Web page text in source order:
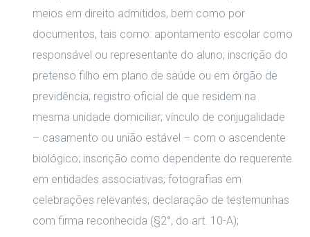
meios em direito admitidos, bem como por
documentos, tais como: apontamento escolar como
responsável ou representante do aluno; inscrição do
pretenso filho em plano de saúde ou em órgão de
previdência; registro oficial de que residem na
mesma unidade domiciliar; vínculo de conjugalidade
– casamento ou união estável – com o ascendente
biológico; inscrição como dependente do requerente
em entidades associativas; fotografias em
celebrações relevantes; declaração de testemunhas
com firma reconhecida (§2°, do art. 10-A);